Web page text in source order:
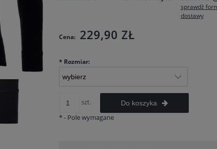
Cena nie zawiera ewentualnych
kosztów płatności
sprawdź
dostawy
Cena: 229,90 ZŁ
* Rozmiar:
szt. Do koszyka
*- Pole wymagane